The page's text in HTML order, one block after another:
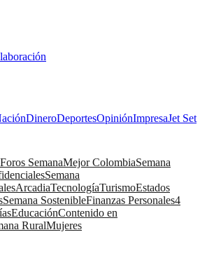
DineroDeportesOpiniónImpresaJet Set
Foros SemanaMejor ColombiaSemana
Semana
ArcadiaTecnologíaTurismoEstados
Semana SostenibleFinanzas Personales4
EducaciónContenido en
RuralMujeres